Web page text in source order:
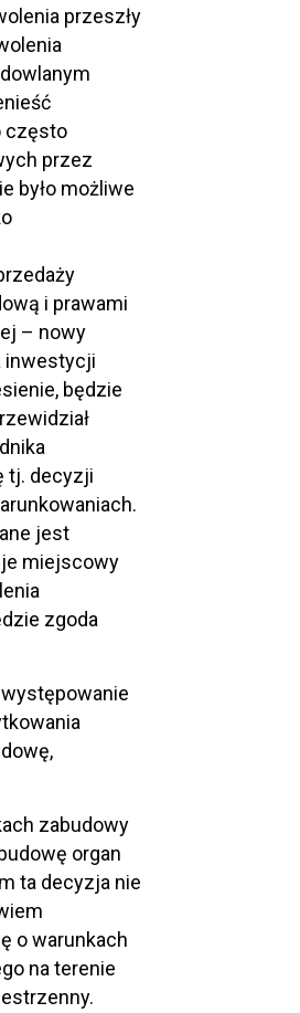
przeszły
często
przez
było możliwe
i prawami
– nowy
inwestycji
będzie
tj. decyzji
jest
miejscowy
zgoda
zabudowy
organ
ta decyzja nie
o warunkach
na terenie